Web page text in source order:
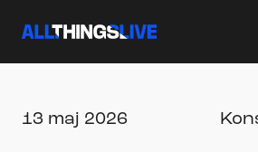
13 maj 2026